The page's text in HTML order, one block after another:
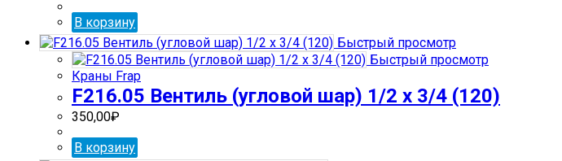
В корзину
Быстрый просмотр
Быстрый просмотр
Краны Frap
F216.05 Вентиль (угловой шар) 1/2 х 3/4 (120)
350,00₽
В корзину